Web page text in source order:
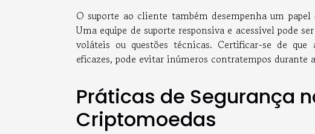
O suporte ao cliente também desempenha um
Uma equipe de suporte responsiva e acessível pode
voláteis ou questões técnicas. Certificar-se de
eficazes, pode evitar inúmeros contratempos durante
Práticas de Segurança
Criptomoedas